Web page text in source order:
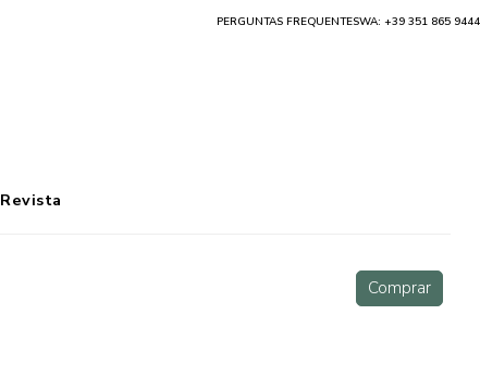
Comprar
PERGUNTAS FREQUENTESWA: +39 351 865 9444
Revista